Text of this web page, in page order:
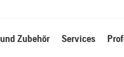
Zubehör Services